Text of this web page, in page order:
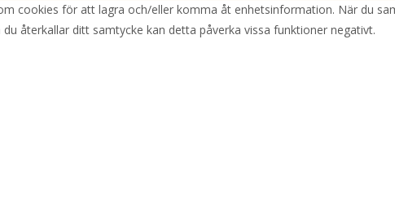
cookies för att lagra och/eller komma åt enhetsinformation. När du
återkallar ditt samtycke kan detta påverka vissa funktioner negativt.